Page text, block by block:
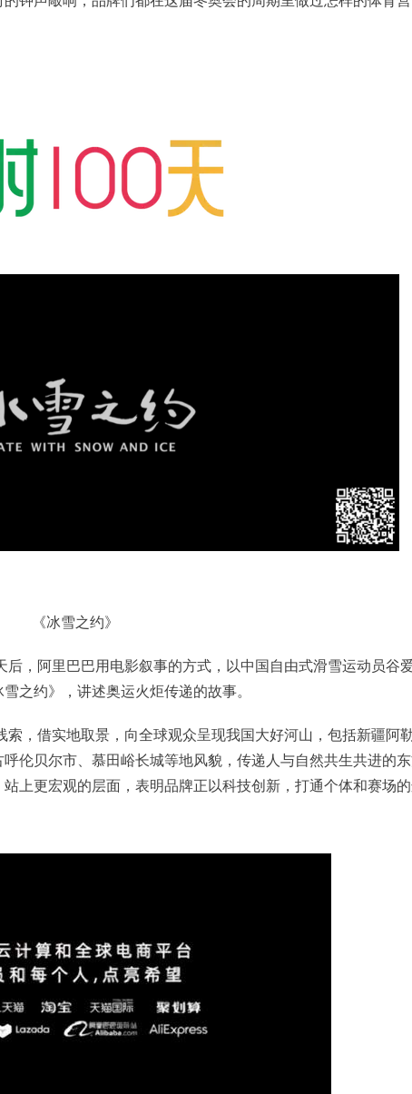
《冰雪之约》
，阿里巴巴用电影叙事的方式，以中国自由式滑雪运动员谷
之约》，讲述奥运火炬传递的故事。
索，借实地取景，向全球观众呈现我国大好河山，包括新疆阿
伦贝尔市、慕田峪长城等地风貌，传递人与自然共生共进的
上更宏观的层面，表明品牌正以科技创新，打通个体和赛场的